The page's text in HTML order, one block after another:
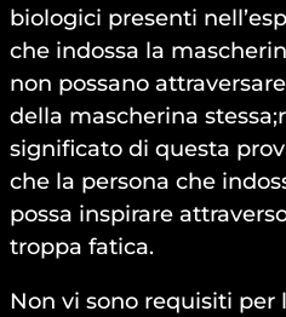
biologici presenti
che indossa la
non possano
della mascherina
significato di questa
che la persona che
possa inspirare
troppa fatica.
Non vi sono requisiti per